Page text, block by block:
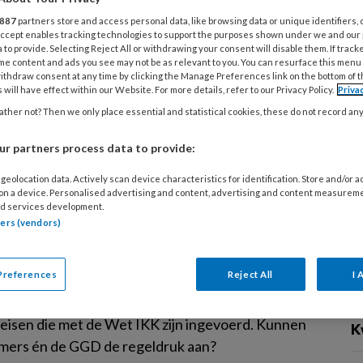
en het vaste-gezichtencriterium gaan
Nu heeft de Rijksoverheid bekendgemaakt wat
concreet betekenen voor de
praktijk. Wat verandert er voor jou als houder of
in de kinderopvang en wat moet je geregeld
1 juli?
2019 NIEUWS TOEZICHT KINDEROPVANG
zuchten onder de Wet IKK
overtredingen bij kinderdagverblijven en
opvanglocaties neemt weer toe, na een
die met de Wet IKK zijn ingevoerd. Kunnen
én de GGD de regeldruk aan?
887 partners store and access personal data, like browsing data or unique identifiers,
enables tracking technologies to support the purposes shown under we and
to provide. Selecting Reject All or withdrawing your consent will disable them. If
content and ads you see may not be as relevant to you. You can resurface this
consent at any time by clicking the Manage Preferences link on the bottom of
will have effect within our Website. For more details, refer to our Privacy Policy.
not? Then we only place essential and statistical cookies, these do not record
partners process data to provide:
data. Actively scan device characteristics for identification. Store and/or
a device. Personalised advertising and content, advertising and content
services development.
(vendors)
Reject All I